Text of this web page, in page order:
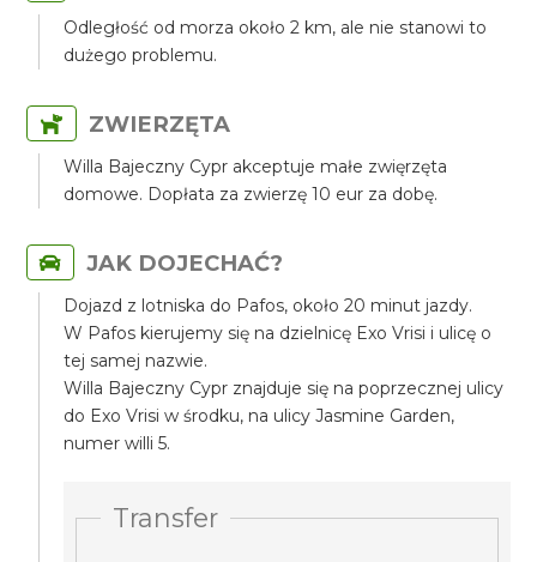
Odległość od morza około 2 km, ale nie stanowi to
dużego problemu.
ZWIERZĘTA
Willa Bajeczny Cypr akceptuje małe zwięrzęta
domowe. Dopłata za zwierzę 10 eur za dobę.
JAK DOJECHAĆ?
Dojazd z lotniska do Pafos, około 20 minut jazdy.
W Pafos kierujemy się na dzielnicę Exo Vrisi i ulicę o
tej samej nazwie.
Willa Bajeczny Cypr znajduje się na poprzecznej ulicy
do Exo Vrisi w środku, na ulicy Jasmine Garden,
numer willi 5.
Transfer